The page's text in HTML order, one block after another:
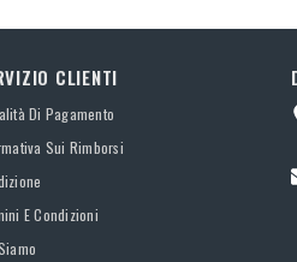
CLIENTI
Di Pagamento
Sui Rimborsi
E Condizioni